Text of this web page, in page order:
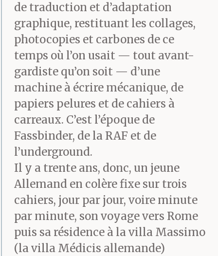
de traduction et d’adaptation
graphique, restituant les collages,
photocopies et carbones de ce
temps où l’on usait — tout avant-
gardiste qu’on soit — d’une
machine à écrire mécanique, de
papiers pelures et de cahiers à
carreaux. C’est l’époque de
Fassbinder, de la RAF et de
l’underground.
Il y a trente ans, donc, un jeune
Allemand en colère fixe sur trois
cahiers, jour par jour, voire minute
par minute, son voyage vers Rome
puis sa résidence à la villa Massimo
(la villa Médicis allemande)